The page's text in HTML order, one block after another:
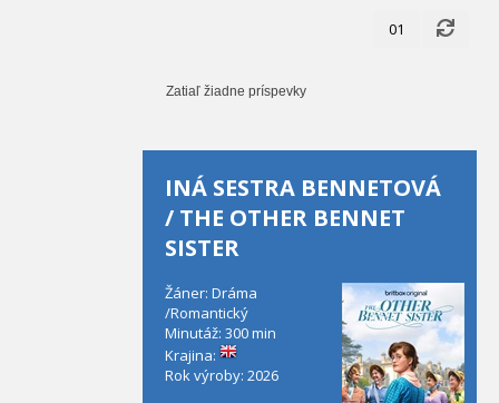
01
Zatiaľ žiadne príspevky
INÁ SESTRA BENNETOVÁ
/ THE OTHER BENNET
SISTER
Žáner: Dráma
/Romantický
Minutáž: 300 min
Krajina:
Rok výroby: 2026